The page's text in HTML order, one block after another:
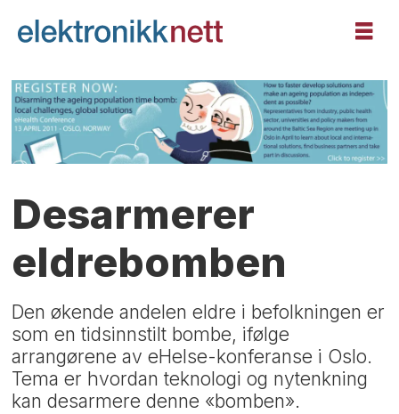
Desarmerer
eldrebomben
Den økende andelen eldre i befolkningen er
som en tidsinnstilt bombe, ifølge
arrangørene av eHelse-konferanse i Oslo.
Tema er hvordan teknologi og nytenkning
kan desarmere denne «bomben».